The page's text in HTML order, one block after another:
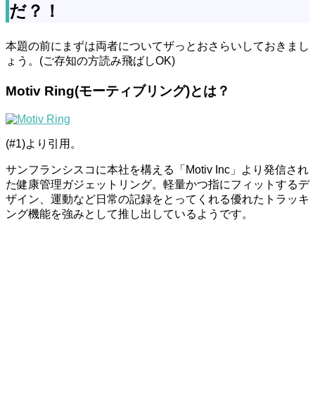
だ？！
本題の前にまずは両者についてザっとおさらいしておきまし
ょう。(ご存知の方読み飛ばしOK)
Motiv Ring(モーティブリング)とは？
(#1)より引用。
サンフランシスコに本社を構える「Motiv Inc」より発信され
た健康管理ガジェットリング。軽量かつ指にフィットするデ
ザイン、運動など日常の記録をとってくれる優れたトラッキ
ング機能を強みとして推し出しているようです。